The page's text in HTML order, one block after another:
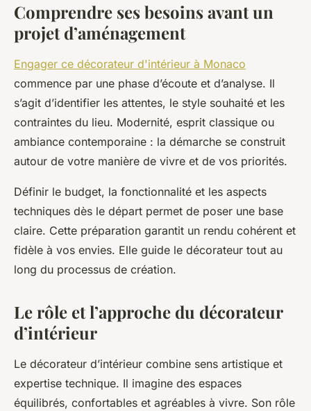
Comprendre ses besoins avant un
projet d’aménagement
Engager ce décorateur d'intérieur à Monaco
commence par une phase d’écoute et d’analyse. Il
s’agit d’identifier les attentes, le style souhaité et les
contraintes du lieu. Modernité, esprit classique ou
ambiance contemporaine : la démarche se construit
autour de votre manière de vivre et de vos priorités.
Définir le budget, la fonctionnalité et les aspects
techniques dès le départ permet de poser une base
claire. Cette préparation garantit un rendu cohérent et
fidèle à vos envies. Elle guide le décorateur tout au
long du processus de création.
Le rôle et l’approche du décorateur
d’intérieur
Le décorateur d’intérieur combine sens artistique et
expertise technique. Il imagine des espaces
équilibrés, confortables et agréables à vivre. Son rôle